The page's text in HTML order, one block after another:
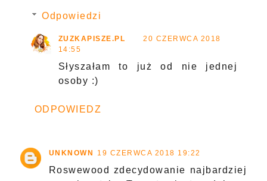
Odpowiedzi
ZUZKAPISZE.PL
20 CZERWCA 2018
14:55
Słyszałam to już od nie jednej
osoby :)
ODPOWIEDZ
UNKNOWN 19 CZERWCA 2018 19:22
Roswewood zdecydowanie najbardziej